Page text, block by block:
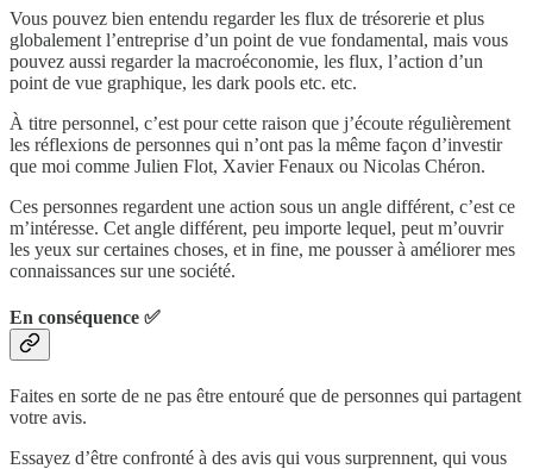
Vous pouvez bien entendu regarder les flux de trésorerie et plus
globalement l’entreprise d’un point de vue fondamental, mais vous
pouvez aussi regarder la macroéconomie, les flux, l’action d’un
point de vue graphique, les dark pools etc. etc.
À titre personnel, c’est pour cette raison que j’écoute régulièrement
les réflexions de personnes qui n’ont pas la même façon d’investir
que moi comme Julien Flot, Xavier Fenaux ou Nicolas Chéron.
Ces personnes regardent une action sous un angle différent, c’est ce
m’intéresse. Cet angle différent, peu importe lequel, peut m’ouvrir
les yeux sur certaines choses, et in fine, me pousser à améliorer mes
connaissances sur une société.
En conséquence ✅
Faites en sorte de ne pas être entouré que de personnes qui partagent
votre avis.
Essayez d’être confronté à des avis qui vous surprennent, qui vous